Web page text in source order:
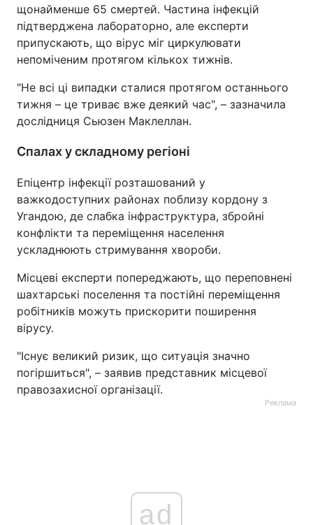
щонайменше 65 смертей. Частина інфекцій
підтверджена лабораторно, але експерти
припускають, що вірус міг циркулювати
непоміченим протягом кількох тижнів.
"Не всі ці випадки сталися протягом останнього
тижня – це триває вже деякий час", – зазначила
дослідниця Сьюзен Маклеллан.
Спалах у складному регіоні
Епіцентр інфекції розташований у
важкодоступних районах поблизу кордону з
Угандою, де слабка інфраструктура, збройні
конфлікти та переміщення населення
ускладнюють стримування хвороби.
Місцеві експерти попереджають, що переповнені
шахтарські поселення та постійні переміщення
робітників можуть прискорити поширення
вірусу.
"Існує великий ризик, що ситуація значно
погіршиться", – заявив представник місцевої
правозахисної організації.
Реклама
ad